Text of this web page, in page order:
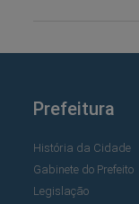
Prefeitura
História da Cidade
Gabinete do Prefeito
Legislação